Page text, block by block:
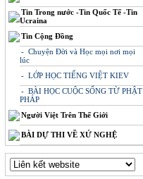
Tin Trong nước -Tin Quốc Tế -Tin
Ucraina
Tin Cộng Đồng
- Chuyện Đời và Học mọi nơi mọi
lúc
- LỚP HỌC TIẾNG VIỆT KIEV
- BÀI HỌC CUỘC SỐNG TỪ PHẬT
PHÁP
Người Việt Trên Thế Giới
BÀI DỰ THI VỀ XỨ NGHỆ